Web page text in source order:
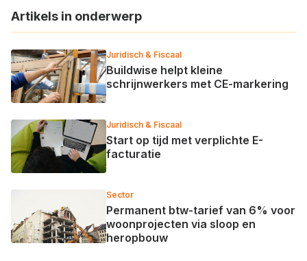
Artikels in onderwerp
Juridisch & Fiscaal
Buildwise helpt kleine
schrijnwerkers met CE-markering
Juridisch & Fiscaal
Start op tijd met verplichte E-
facturatie
Sector
Permanent btw-tarief van 6% voor
woonprojecten via sloop en
heropbouw